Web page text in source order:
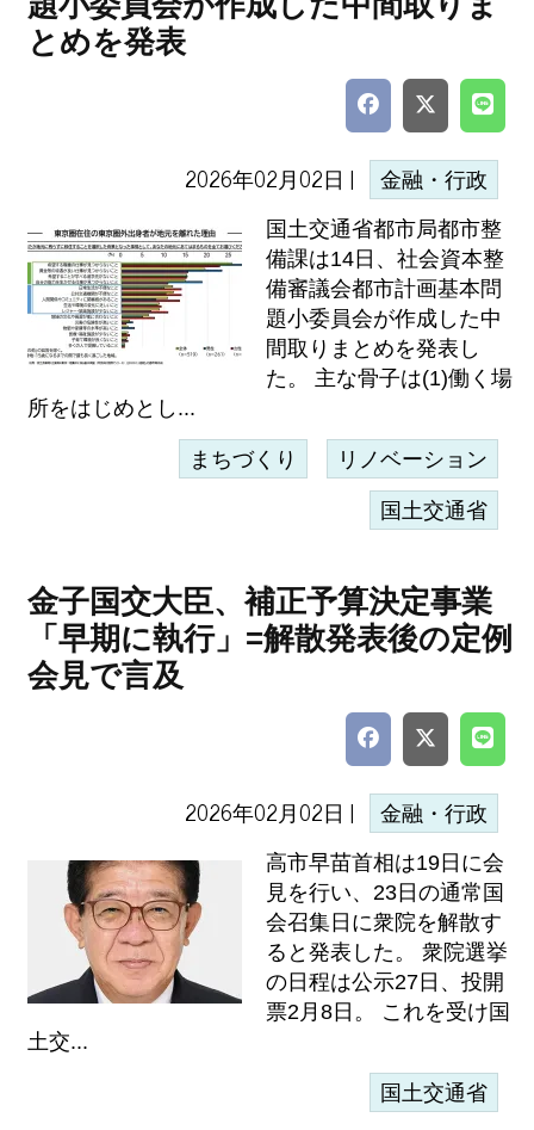
とめを発表
2026年02月02日 | 金融・行政
国土交通省都市局都市整
備課は14日、社会資本整
備審議会都市計画基本問
題小委員会が作成した中
間取りまとめを発表し
た。 主な骨子は(1)働く場
所をはじめとし...
まちづくり リノベーション
国土交通省
金子国交大臣、補正予算決定事業
「早期に執行」=解散発表後の定例
会見で言及
2026年02月02日 | 金融・行政
高市早苗首相は19日に会
見を行い、23日の通常国
会召集日に衆院を解散す
ると発表した。 衆院選挙
の日程は公示27日、投開
票2月8日。 これを受け国
土交...
国土交通省